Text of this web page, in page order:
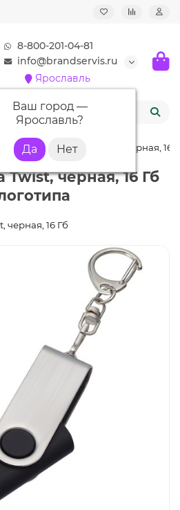
8-800-201-04-81
info@brandservis.ru
Ярославль
Ваш город —
Ярославль?
Флешка Twist, черная, 16
черная, 16 Гб
черная, 16 Гб